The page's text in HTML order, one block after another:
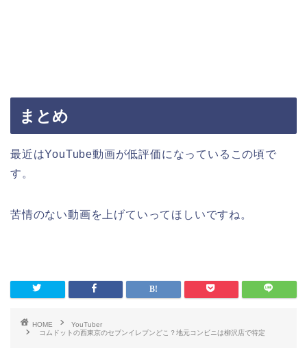
まとめ
最近はYouTube動画が低評価になっているこの頃で
す。
苦情のない動画を上げていってほしいですね。
HOME
YouTuber
コムドットの西東京のセブンイレブンどこ？地元コンビニは柳沢店で特定